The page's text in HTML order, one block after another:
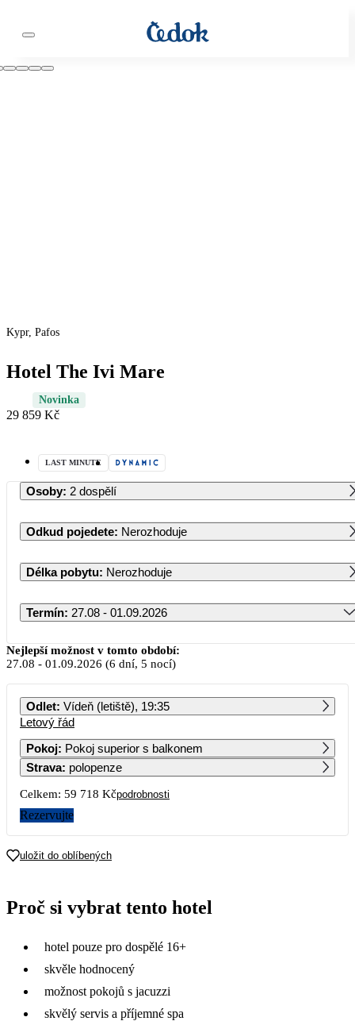
Kypr, Pafos
Hotel The Ivi Mare
Novinka
29 859 Kč
LAST MINUTE
Osoby: 2 dospělí
Odkud pojedete: Nerozhoduje
Délka pobytu: Nerozhoduje
Termín: 27.08 - 01.09.2026
Srpen 2026
PO ÚT ST ČT PÁ SO NE
3 4
10
17 18
40 789 44 629 37 509 29 859
35 229
Nejlepší možnost v tomto období:
27.08 - 01.09.2026 (6 dní, 5 nocí)
Odlet: Vídeň (letiště), 19:35
Letový řád
Pokoj:
Pokoj superior s balkonem
Strava: polopenze
Celkem: 59 718 Kčpodrobnosti
Rezervujte
uložit do oblíbených
Proč si vybrat tento hotel
hotel pouze pro dospělé 16+
skvěle hodnocený
možnost pokojů s jacuzzi
skvělý servis a příjemné spa